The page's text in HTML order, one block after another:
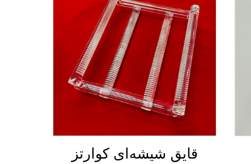
قایق شیشه‌ای کوارتز